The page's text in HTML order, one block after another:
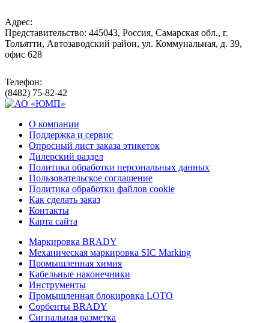
Адрес:
Представительство: 445043, Россия, Самарская обл., г.
Тольятти, Автозаводский район, ул. Коммунальная, д. 39,
офис 628
Телефон:
(8482) 75-82-42
О компании
Поддержка и сервис
Опросный лист заказа этикеток
Дилерский раздел
Политика обработки персональных данных
Пользовательское соглашение
Политика обработки файлов cookie
Как сделать заказ
Контакты
Карта сайта
Маркировка BRADY
Механическая маркировка SIC Marking
Промышленная химия
Кабельные наконечники
Инструменты
Промышленная блокировка LOTO
Сорбенты BRADY
Сигнальная разметка